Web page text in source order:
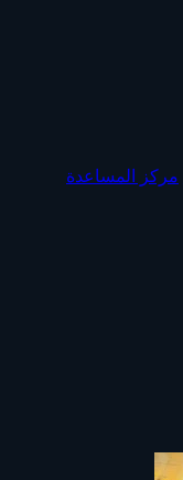
مركز المساعدة